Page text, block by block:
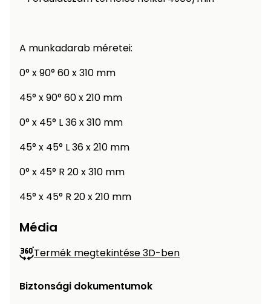
A munkadarab méretei:
0° x 90° 60 x 310 mm
45° x 90° 60 x 210 mm
0° x 45° L 36 x 310 mm
45° x 45° L 36 x 210 mm
0° x 45° R 20 x 310 mm
45° x 45° R 20 x 210 mm
Média
Termék megtekintése 3D-ben
Biztonsági dokumentumok